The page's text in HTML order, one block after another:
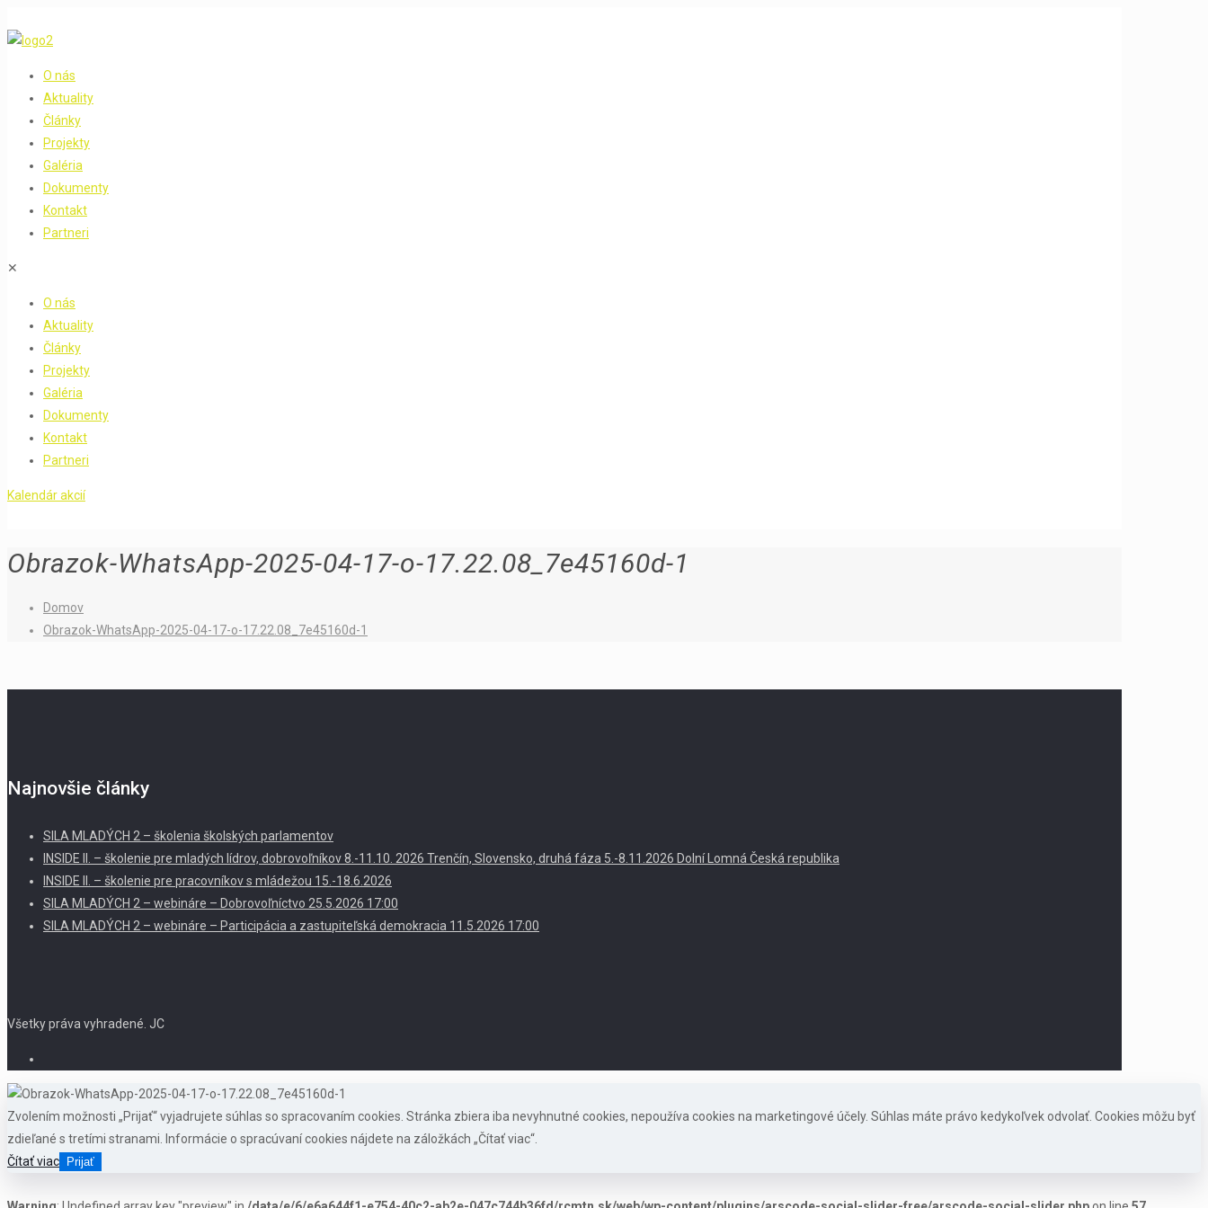
O nás
Aktuality
Články
Projekty
Galéria
Dokumenty
Kontakt
Partneri
✕
O nás
Aktuality
Články
Projekty
Galéria
Dokumenty
Kontakt
Partneri
Kalendár akcií
Obrazok-WhatsApp-2025-04-17-o-17.22.08_7e45160d-1
Domov
Obrazok-WhatsApp-2025-04-17-o-17.22.08_7e45160d-1
Najnovšie články
SILA MLADÝCH 2 – školenia školských parlamentov
INSIDE II. – školenie pre mladých lídrov, dobrovoľníkov 8.-11.10. 2026 Trenčín, Slovensko, druhá fáza 5.-8.11.2026 Dolní Lomná Česká republika
INSIDE II. – školenie pre pracovníkov s mládežou 15.-18.6.2026
SILA MLADÝCH 2 – webináre – Dobrovoľníctvo 25.5.2026 17:00
SILA MLADÝCH 2 – webináre – Participácia a zastupiteľská demokracia 11.5.2026 17:00
Všetky práva vyhradené. JC
Zvolením možnosti „Prijať“ vyjadrujete súhlas so spracovaním cookies. Stránka zbiera iba nevyhnutné cookies, nepoužíva cookies na marketingové účely. Súhlas máte právo kedykoľvek odvolať. Cookies môžu byť
zdieľané s tretími stranami. Informácie o spracúvaní cookies nájdete na záložkách „Čítať viac“.
Čítať viac
Prijať